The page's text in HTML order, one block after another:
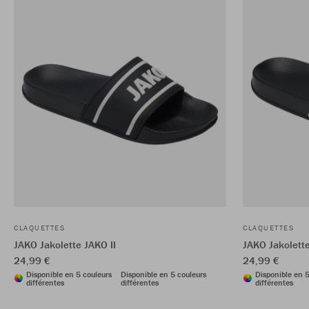
CLAQUETTES
JAKO Jakolette JAKO II
24,99 €
Disponible en 5 couleurs
différentes
Disponible en 5 couleurs
différentes
CLAQUETTES
JAKO
24,99 €
Disponible en
différentes